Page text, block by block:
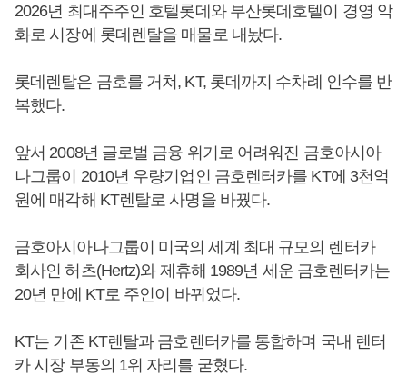
2026년 최대주주인 호텔롯데와 부산롯데호텔이 경영 악
화로 시장에 롯데렌탈을 매물로 내놨다.
롯데렌탈은 금호를 거쳐, KT, 롯데까지 수차례 인수를 반
복했다.
앞서 2008년 글로벌 금융 위기로 어려워진 금호아시아
나그룹이 2010년 우량기업인 금호렌터카를 KT에 3천억
원에 매각해 KT렌탈로 사명을 바꿨다.
금호아시아나그룹이 미국의 세계 최대 규모의 렌터카
회사인 허츠(Hertz)와 제휴해 1989년 세운 금호렌터카는
20년 만에 KT로 주인이 바뀌었다.
KT는 기존 KT렌탈과 금호렌터카를 통합하며 국내 렌터
카 시장 부동의 1위 자리를 굳혔다.